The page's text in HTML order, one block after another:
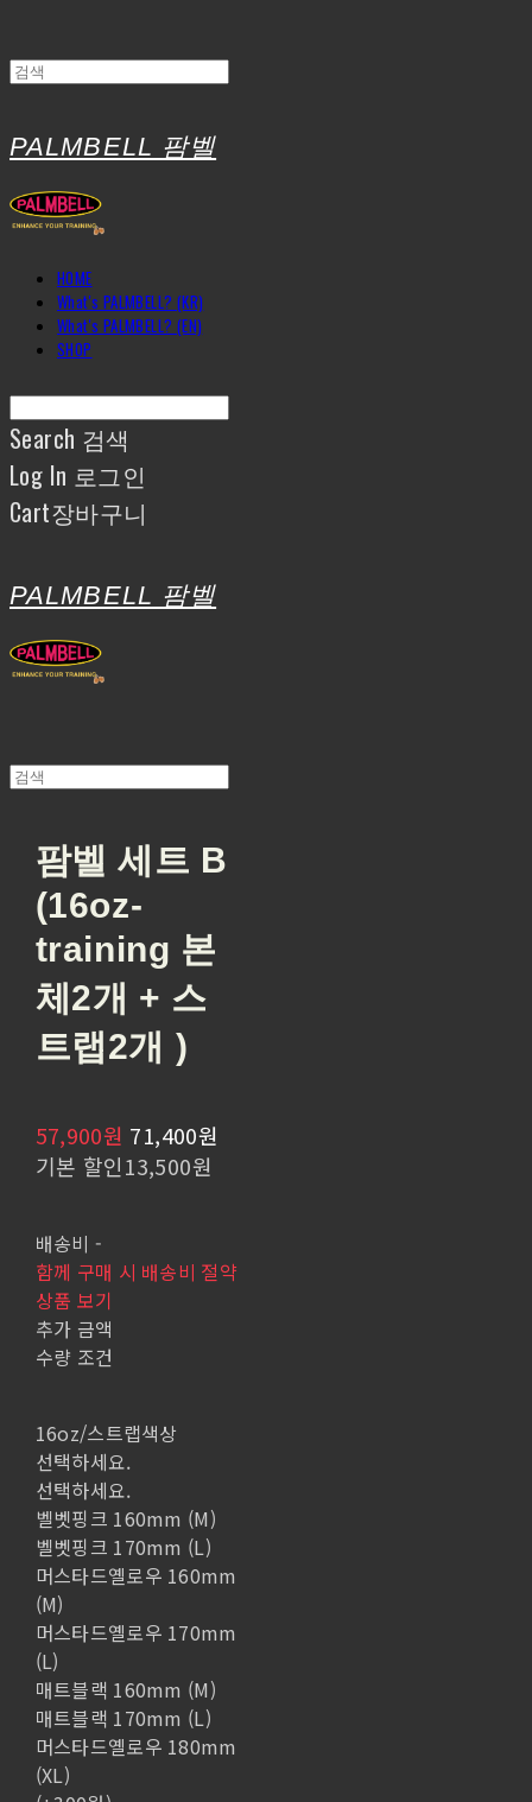
PALMBELL 팜벨
HOME
What's PALMBELL? (KR)
What's PALMBELL? (EN)
SHOP
Search 검색
Log In 로그인
Cart장바구니
PALMBELL 팜벨
팜벨 세트 B
(16oz-
training 본
체2개 + 스
트랩2개 )
57,900원 71,400원
기본 할인13,500원
배송비 -
함께 구매 시 배송비 절약
상품 보기
추가 금액
수량 조건
16oz/스트랩색상
선택하세요.
선택하세요.
벨벳핑크 160mm (M)
벨벳핑크 170mm (L)
머스타드옐로우 160mm
(M)
머스타드옐로우 170mm
(L)
매트블랙 160mm (M)
매트블랙 170mm (L)
머스타드옐로우 180mm
(XL)